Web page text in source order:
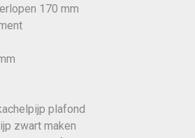
170 mm
plafond
zwart maken